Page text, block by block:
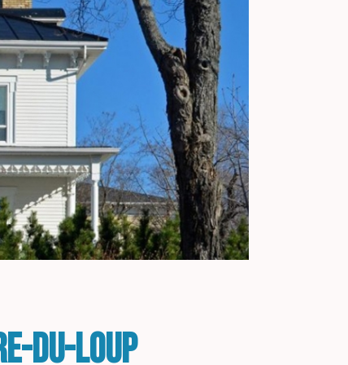
du-Loup